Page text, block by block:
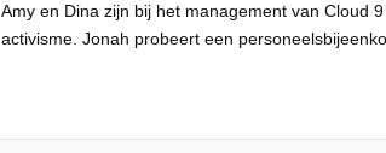
Amy en Dina zijn bij het management van Cloud
activisme. Jonah probeert een